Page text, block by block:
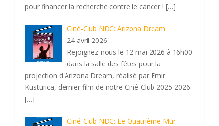
pour financer la recherche contre le cancer ! […]
Ciné-Club NDC: Arizona Dream
24 avril 2026
Rejoignez-nous le 12 mai 2026 à 16h00
dans la salle des fêtes pour la
projection d'Arizona Dream, réalisé par Emir
Kusturica, dernier film de notre Ciné-Club 2025-2026.
[…]
Ciné-Club NDC: Le Quatrième Mur